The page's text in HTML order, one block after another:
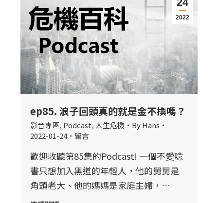
2022
ep85. 浪子回頭真的就是金不換嗎？
影音專區, Podcast, 人生危機 ByHans
2022-01-24
留言
歡迎收聽第85集的Podcast! 一個不愛唸
書只想加入黑道的年輕人，他的舅舅是
角頭老大、他的媽媽是家庭主婦，…